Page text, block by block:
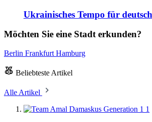
Ukrainisches Tempo für
Möchten Sie eine Stadt erkunden?
Berlin Frankfurt Hamburg
Beliebteste Artikel
Alle Artikel
1